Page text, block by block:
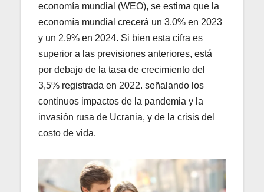
economía mundial (WEO), se estima que la
economía mundial crecerá un 3,0% en 2023
y un 2,9% en 2024. Si bien esta cifra es
superior a las previsiones anteriores, está
por debajo de la tasa de crecimiento del
3,5% registrada en 2022. señalando los
continuos impactos de la pandemia y la
invasión rusa de Ucrania, y de la crisis del
costo de vida.